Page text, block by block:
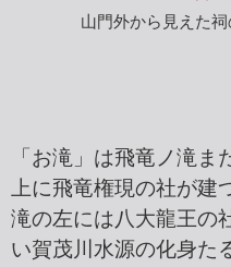
山門外から見えた祠
「お滝」は飛竜ノ滝
上に飛竜権現の社が建
滝の左には八大龍王の
い賀茂川水源の化身た